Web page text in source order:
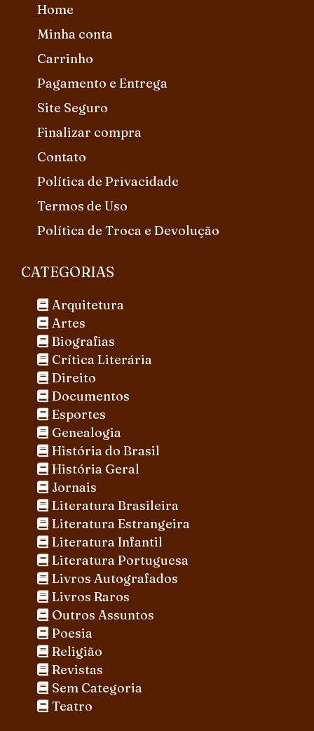
Home
Minha conta
Carrinho
Pagamento e Entrega
Site Seguro
Finalizar compra
Contato
Política de Privacidade
Termos de Uso
Política de Troca e Devolução
CATEGORIAS
Arquitetura
Artes
Biografias
Crítica Literária
Direito
Documentos
Esportes
Genealogia
História do Brasil
História Geral
Jornais
Literatura Brasileira
Literatura Estrangeira
Literatura Infantil
Literatura Portuguesa
Livros Autografados
Livros Raros
Outros Assuntos
Poesia
Religião
Revistas
Sem Categoria
Teatro